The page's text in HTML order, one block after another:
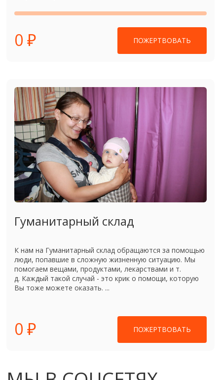
0 ₽ ПОЖЕРТВОВАТЬ
Гуманитарный склад
К нам на Гуманитарный склад обращаются за помощью
люди, попавшие в сложную жизненную ситуацию. Мы
помогаем вещами, продуктами, лекарствами и т.
д. Каждый такой случай - это крик о помощи, которую
Вы тоже можете оказать. ...
0 ₽ ПОЖЕРТВОВАТЬ